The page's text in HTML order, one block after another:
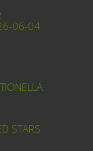
06-04
STARS